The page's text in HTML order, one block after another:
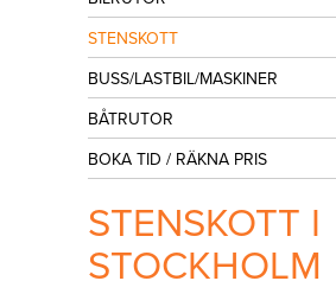
STENSKOTT
BUSS/LASTBIL/MASKINER
BÅTRUTOR
BOKA TID / RÄKNA PRIS
STENSKOTT I
STOCKHOLM